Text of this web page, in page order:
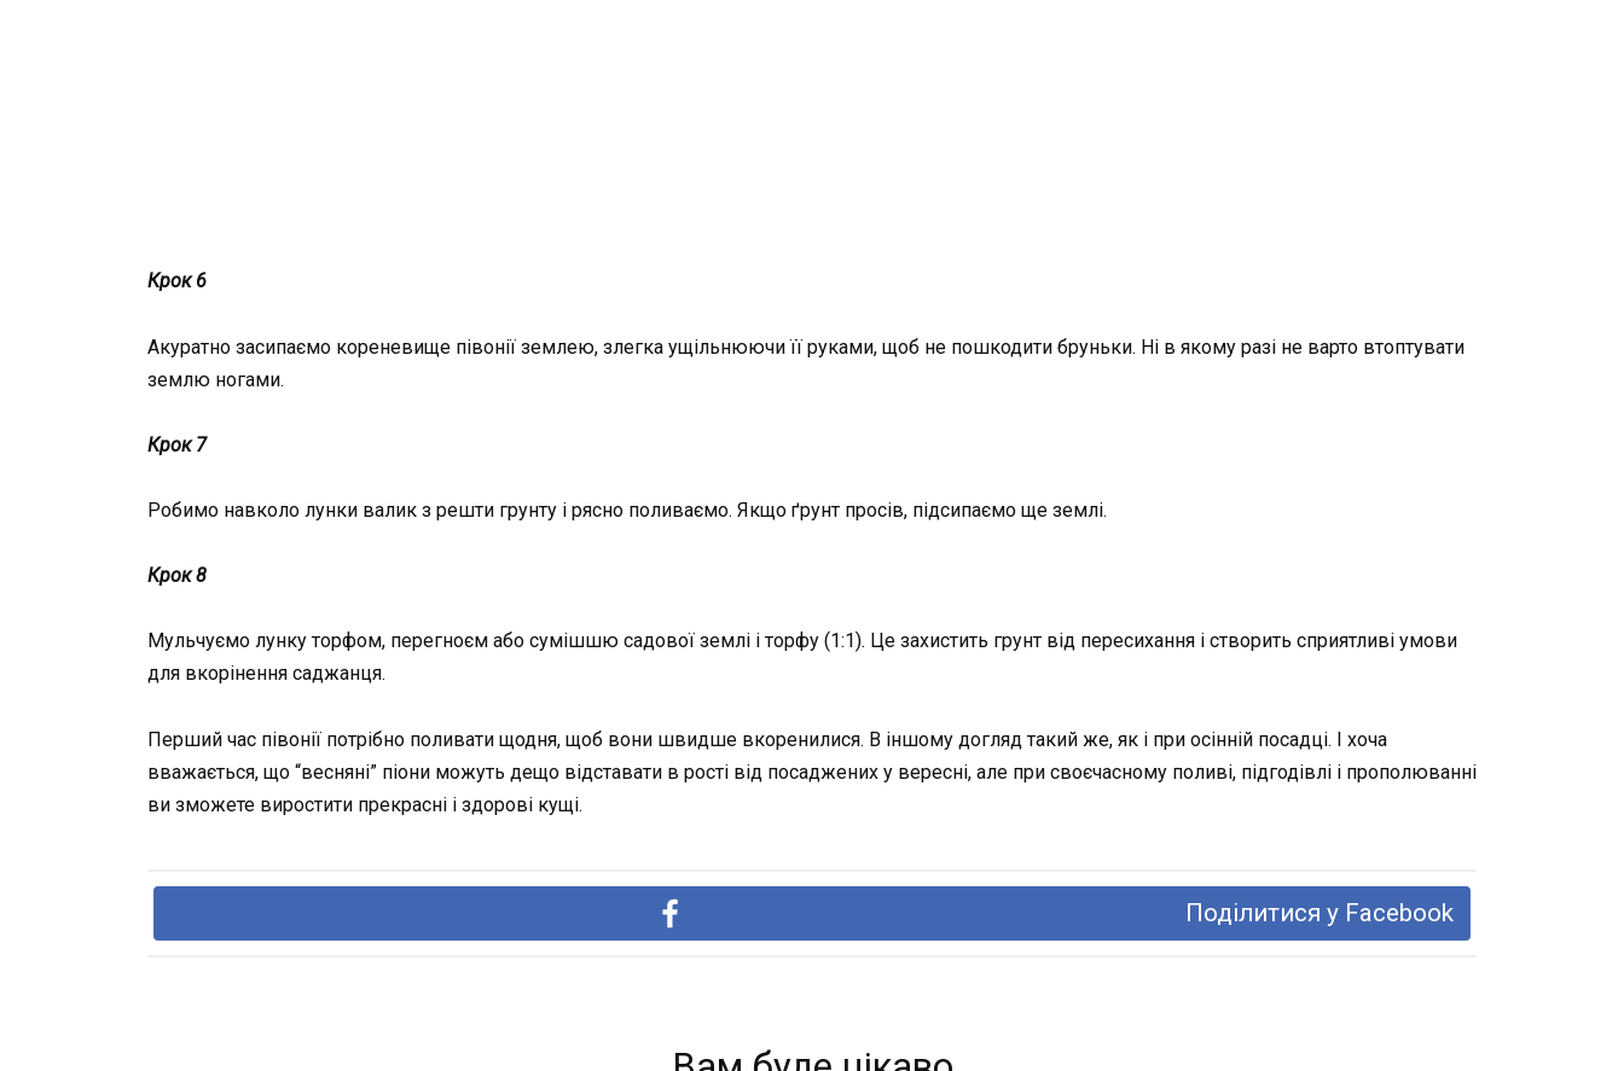
Крок 6
Акуратно засипаємо кореневище півонії землею, злегка ущільнюючи її руками, щоб не пошкодити бруньки. Ні в якому разі не варто втоптувати
землю ногами.
Крок 7
Робимо навколо лунки валик з решти грунту і рясно поливаємо. Якщо ґрунт просів, підсипаємо ще землі.
Крок 8
Мульчуємо лунку торфом, перегноєм або сумішшю садової землі і торфу (1:1). Це захистить грунт від пересихання і створить сприятливі умови
для вкорінення саджанця.
Перший час півонії потрібно поливати щодня, щоб вони швидше вкоренилися. В іншому догляд такий же, як і при осінній посадці. І хоча
вважається, що “весняні” піони можуть дещо відставати в рості від посаджених у вересні, але при своєчасному поливі, підгодівлі і прополюванні
ви зможете виростити прекрасні і здорові кущі.
Поділитися у Facebook